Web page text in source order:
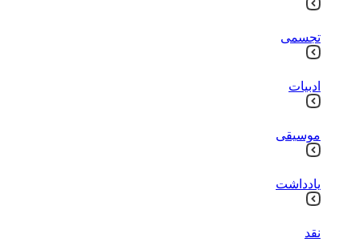
تجسمی
ادبیات
موسیقی
یادداشت
نقد